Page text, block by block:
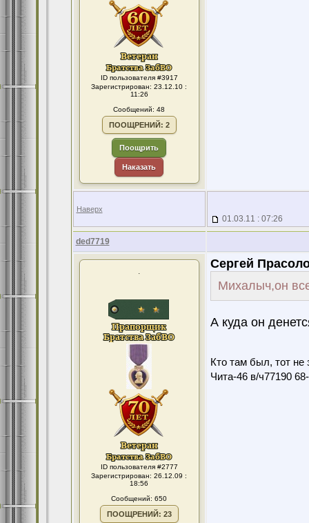
ID пользователя #3917
Зарегистрирован: 23.12.10 :
11:26
Сообщений: 48
ПООЩРЕНИЙ: 2
Поощрить
Наказать
Наверх
01.03.11 : 07:26
ded7719
.
ID пользователя #2777
Зарегистрирован: 26.12.09 :
18:56
Сообщений: 650
ПООЩРЕНИЙ: 23
Сергей
Михалыч,он
А куда он
Кто там был, тот не
Чита-46 в/ч77190 68-